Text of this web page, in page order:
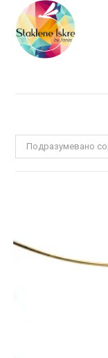
Подразумевано